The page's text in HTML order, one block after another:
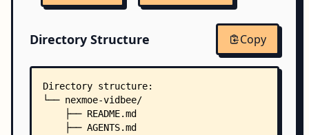
Directory Structure Copy
Directory structure:
└── nexmoe-vidbee/
    ├── README.md
    ├── AGENTS.md